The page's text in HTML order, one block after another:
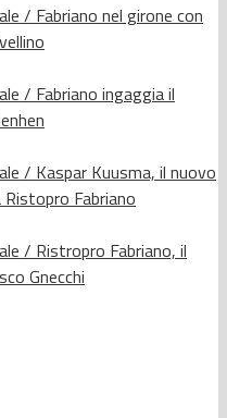
/ Fabriano nel girone con
/ Fabriano ingaggia il
/ Kaspar Kuusma, il nuovo
Fabriano
/ Ristropro Fabriano, il
Gnecchi